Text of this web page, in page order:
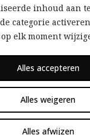
inhoud aan
categorie
elk moment
Alles weigeren
Alles afwijzen
Alles accepteren
en zonder rijke
van ons
de financiële steun
dank voor uw